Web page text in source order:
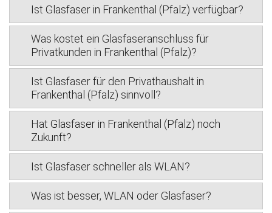
Ist Glasfaser in Frankenthal (Pfalz) verfügbar?
Was kostet ein Glasfaseranschluss für
Privatkunden in Frankenthal (Pfalz)?
Ist Glasfaser für den Privathaushalt in
Frankenthal (Pfalz) sinnvoll?
Hat Glasfaser in Frankenthal (Pfalz) noch
Zukunft?
Ist Glasfaser schneller als WLAN?
Was ist besser, WLAN oder Glasfaser?